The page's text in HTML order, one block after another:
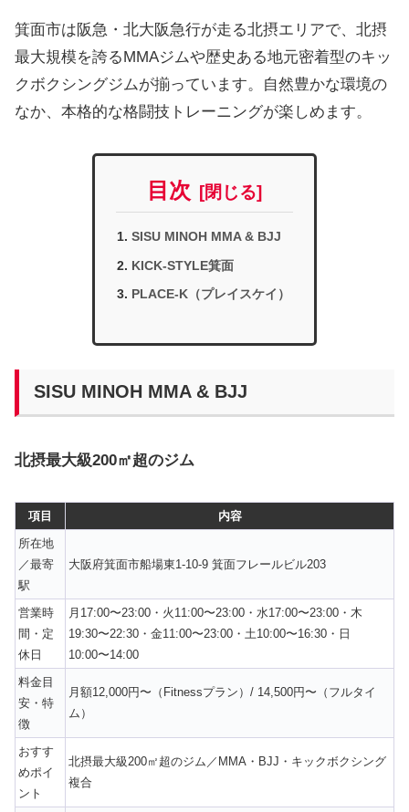
箕面市は阪急・北大阪急行が走る北摂エリアで、北摂
最大規模を誇るMMAジムや歴史ある地元密着型のキッ
クボクシングジムが揃っています。自然豊かな環境の
なか、本格的な格闘技トレーニングが楽しめます。
目次
SISU MINOH MMA & BJJ
KICK-STYLE箕面
PLACE-K（プレイスケイ）
SISU MINOH MMA & BJJ
北摂最大級200㎡超のジム
項目
内容
所在地
／最寄
駅
大阪府箕面市船場東1-10-9 箕面フレールビル203
営業時
間・定
休日
月17:00〜23:00・火11:00〜23:00・水17:00〜23:00・木
19:30〜22:30・金11:00〜23:00・土10:00〜16:30・日
10:00〜14:00
料金目
安・特
徴
月額12,000円〜（Fitnessプラン）/ 14,500円〜（フルタイ
ム）
おすす
めポイ
ント
北摂最大級200㎡超のジム／MMA・BJJ・キックボクシング
複合